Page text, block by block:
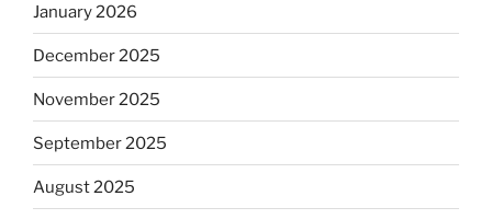
January 2026
December 2025
November 2025
September 2025
August 2025